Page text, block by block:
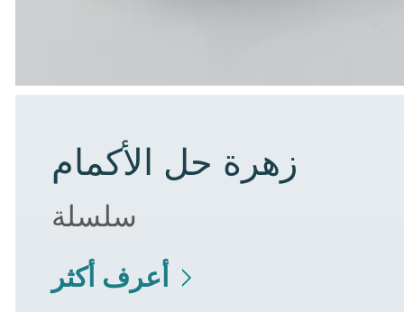
زهرة حل الأكمام
سلسلة
أعرف أكثر